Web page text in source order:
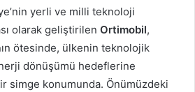
yerli ve milli teknoloji
olarak geliştirilen Ortimobil,
ötesinde, ülkenin teknolojik
dönüşümü hedeflerine
simge konumunda. Önümüzdeki